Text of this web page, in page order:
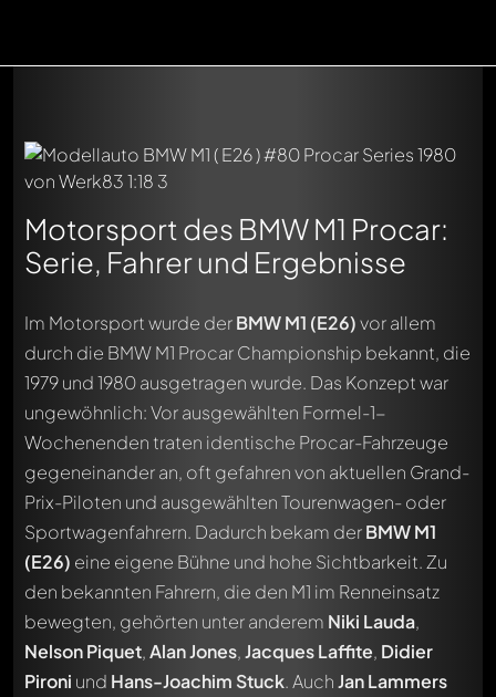
Motorsport des BMW M1 Procar:
Serie, Fahrer und Ergebnisse
Im Motorsport wurde derBMW M1 (E26)vor allem
durch die BMW M1 Procar Championship bekannt, die
1979 und 1980 ausgetragen wurde. Das Konzept war
ungewöhnlich: Vor ausgewählten Formel-1-
Wochenenden traten identische Procar-Fahrzeuge
gegeneinander an, oft gefahren von aktuellen Grand-
Prix-Piloten und ausgewählten Tourenwagen- oder
Sportwagenfahrern. Dadurch bekam derBMW M1
(E26) eine eigene Bühne und hohe Sichtbarkeit. Zu
den bekannten Fahrern, die den M1 im Renneinsatz
bewegten, gehörten unter anderem Niki Lauda,
Nelson Piquet,Alan Jones,Jacques Laffite, Didier
Pironi und Hans-Joachim Stuck. AuchJan Lammers